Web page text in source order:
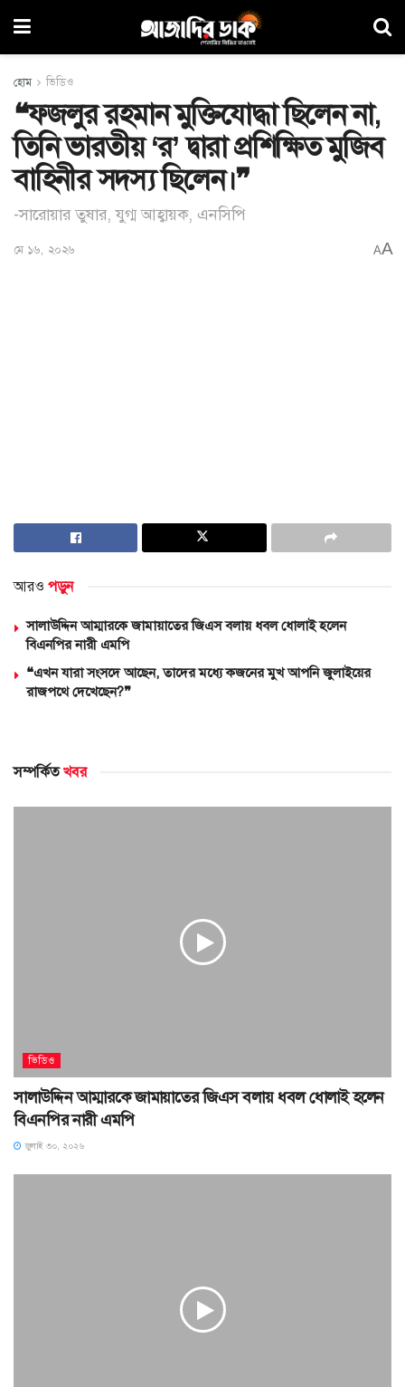
হোম ভিডিও
❝ফজলুর রহমান মুক্তিযোদ্ধা ছিলেন না,
তিনি ভারতীয় ‘র’ দ্বারা প্রশিক্ষিত মুজিব
বাহিনীর সদস্য ছিলেন।❞
-সারোয়ার তুষার, যুগ্ম আহ্বায়ক, এনসিপি
মে ১৬, ২০২৬ AA
আরও পড়ুন
সালাউদ্দিন আম্মারকে জামায়াতের জিএস বলায় ধবল ধোলাই হলেন
বিএনপির নারী এমপি
❝এখন যারা সংসদে আছেন, তাদের মধ্যে কজনের মুখ আপনি জুলাইয়ের
রাজপথে দেখেছেন?❞
সম্পর্কিতখবর
ভিডিও
সালাউদ্দিন আম্মারকে জামায়াতের জিএস বলায় ধবল ধোলাই হলেন
বিএনপির নারী এমপি
জুলাই ৩০, ২০২৬